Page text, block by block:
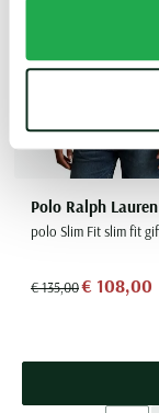
Polo Ralph Lauren
€ 135,00€ 108,00